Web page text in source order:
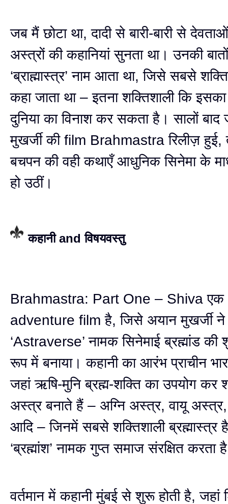
जब मैं छोटा था, दादी से बारी-बारी से
अस्त्रों की कहानियां सुनता था। उनकी
‘ब्राह्मास्त्र’ नाम आता था, जिसे सबसे
कहा जाता था – इतना शक्तिशाली कि
दुनिया का विनाश कर सकता है। सालों
मुखर्जी की film Brahmastra रिलीज़ हुई,
बचपन की वही कथाएँ आधुनिक सिनेमा के
हो उठीं।
कहानी and विषयवस्तु
Brahmastra: Part One – Shiva
adventure film है, जिसे अयान मुखर्जी ने
‘Astraverse’ नामक सिनेमाई ब्रह्मांड
रूप में बनाया। कहानी का आरंभ प्राचीन
जहां ऋषि‑मुनि ब्रह्म‑शक्ति का उपयोग कर
अस्त्र बनाते हैं – अग्नि अस्त्र, वायू
आदि – जिनमें सबसे शक्तिशाली ब्रह्मास्त्र
‘ब्रह्मांश’ नामक गुप्त समाज संरक्षित करता
वर्तमान में कहानी मुंबई से शुरू होती है, जहां